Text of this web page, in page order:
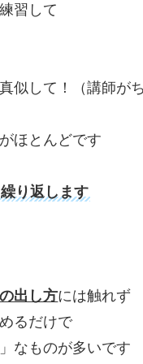
習して
似して！（講師が
ほとんどです
り返します
出し方には触れず
るだけで
なものが多いです